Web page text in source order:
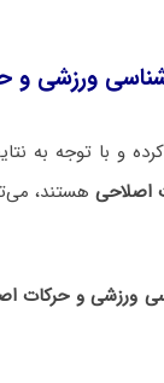
ورزشی و
اصلاحیهستند،
ورزشی و حرکات